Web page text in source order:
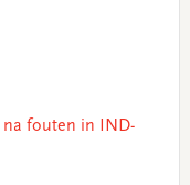
na fouten in IND-